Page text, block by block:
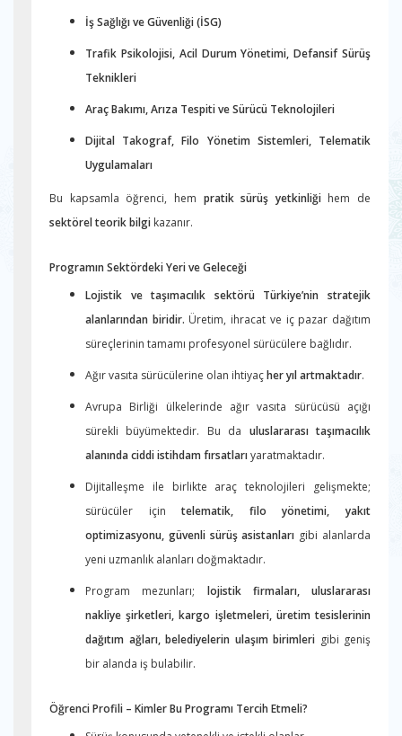
İş Sağlığı ve Güvenliği (İSG)
Trafik Psikolojisi, Acil Durum Yönetimi, Defansif Sürüş
Teknikleri
Araç Bakımı, Arıza Tespiti ve Sürücü Teknolojileri
Dijital Takograf, Filo Yönetim Sistemleri, Telematik
Uygulamaları
Bu kapsamla öğrenci, hem pratik sürüş yetkinliğihem de
sektörel teorik bilgi kazanır.
Programın Sektördeki Yeri ve Geleceği
Lojistik ve taşımacılık sektörü Türkiye’nin stratejik
alanlarından biridir. Üretim, ihracat ve iç pazar dağıtım
süreçlerinin tamamı profesyonel sürücülere bağlıdır.
Ağır vasıta sürücülerine olan ihtiyaçher yıl artmaktadır.
Avrupa Birliği ülkelerinde ağır vasıta sürücüsü açığı
sürekli büyümektedir. Bu da uluslararası taşımacılık
alanında ciddi istihdam fırsatlarıyaratmaktadır.
Dijitalleşme ile birlikte araç teknolojileri gelişmekte;
sürücüler içintelematik, filo yönetimi, yakıt
optimizasyonu, güvenli sürüş asistanları gibi alanlarda
yeni uzmanlık alanları doğmaktadır.
Program mezunları; lojistik firmaları, uluslararası
nakliye şirketleri, kargo işletmeleri, üretim tesislerinin
dağıtım ağları, belediyelerin ulaşım birimleri gibi geniş
bir alanda iş bulabilir.
Öğrenci Profili – Kimler Bu Programı Tercih Etmeli?